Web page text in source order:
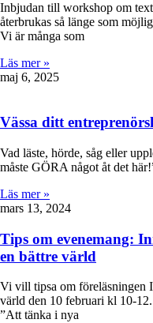
Inbjudan till workshop om
återbrukas så länge som
Vi är många som
Läs mer »
maj 6, 2025
Vässa ditt
Vad läste, hörde, såg eller
måste GÖRA något åt det
Läs mer »
mars 13, 2024
Tips om evenemang:
en bättre värld
Vi vill tipsa om föreläsningen
värld den 10 februari kl 10-
”Att tänka i nya